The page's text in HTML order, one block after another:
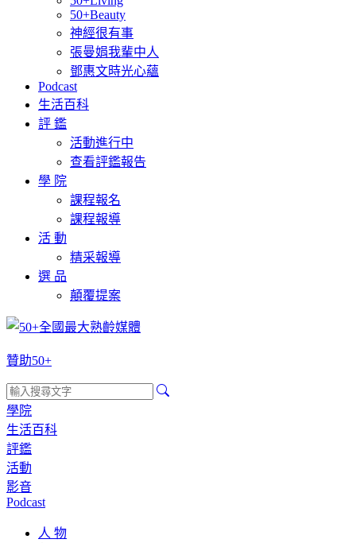
50+Beauty
神經很有事
張曼娟我輩中人
鄧惠文時光心蘊
Podcast
生活百科
評 鑑
活動進行中
查看評鑑報告
學 院
課程報名
課程報導
活 動
精采報導
選 品
顛覆提案
贊助50+
學院
生活百科
評鑑
活動
影音
Podcast
人 物